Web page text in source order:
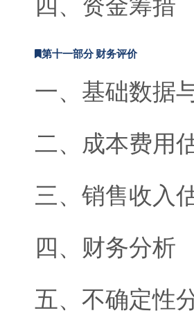
第十一部分 财务评价
一、基础数据
二、成本费用
三、销售收入
四、财务分析
五、不确定性